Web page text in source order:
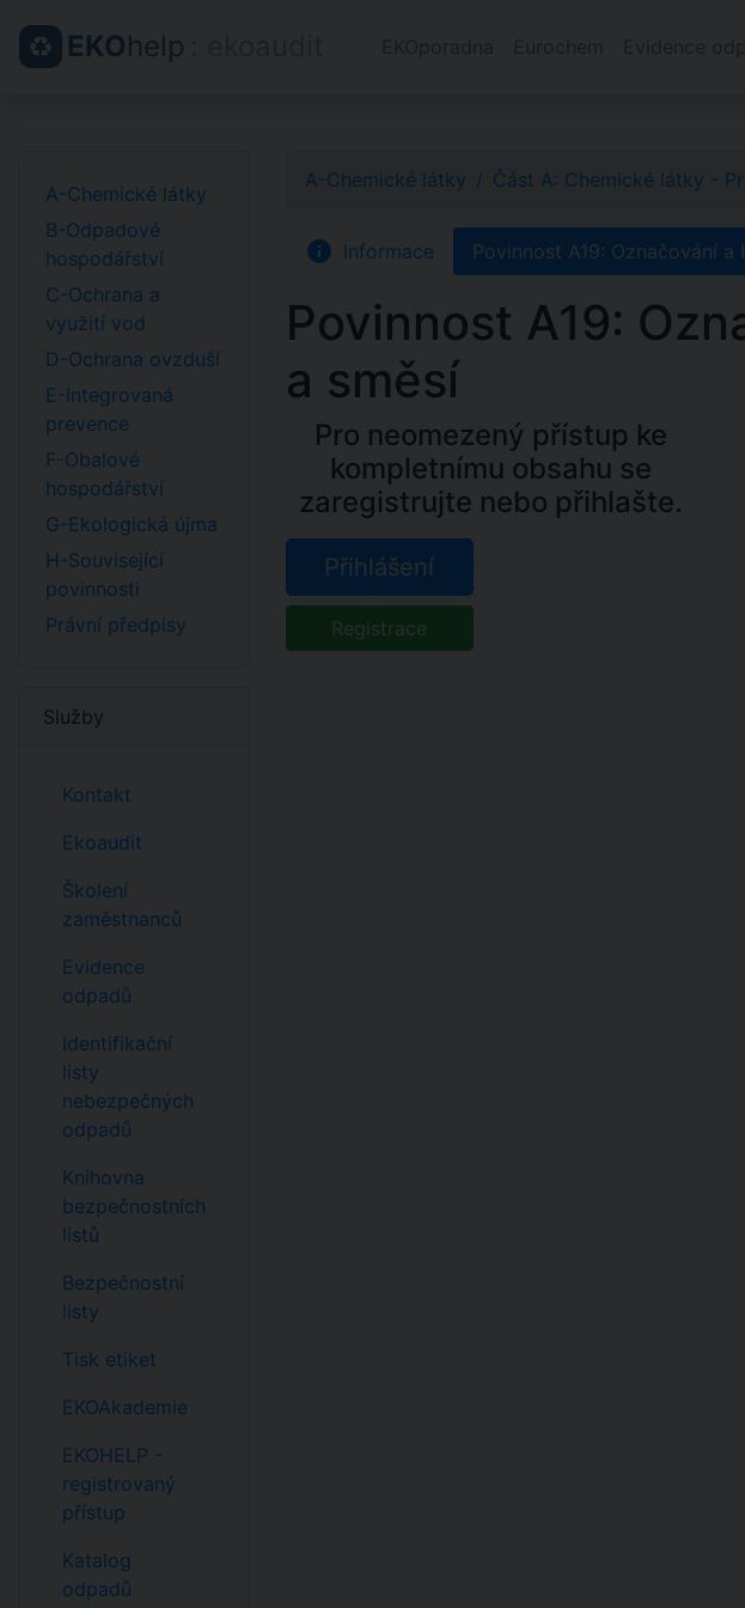
EKOhelp
A-Chemické látky
B-Odpadové
hospodářství
C-Ochrana a
využití vod
D-Ochrana ovzduší
E-Integrovaná
prevence
F-Obalové
hospodářství
G-Ekologická újma
H-Související
povinnosti
Právní předpisy
Služby
Kontakt
Ekoaudit
Školení
zaměstnanců
Evidence
odpadů
Identifikační
listy
nebezpečných
odpadů
Knihovna
bezpečnostních
listů
Bezpečnostní
listy
Tisk etiket
EKOAkademie
EKOHELP -
registrovaný
přístup
Katalog
odpadů
A-Chemické látky Část A: Chemické látky -
info Informace Povinnost A19: Označování
Povinnost A19:
a směsí
Pro neomezený přístup ke
kompletnímu obsahu se
zaregistrujte nebo přihlašte.
Přihlášení
Registrace